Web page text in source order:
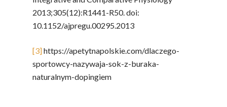
2013;305(12):R1441-R50. doi:
10.1152/ajpregu.00295.2013
[3]https://apetytnapolskie.com/dlaczego-
sportowcy-nazywaja-sok-z-buraka-
naturalnym-dopingiem